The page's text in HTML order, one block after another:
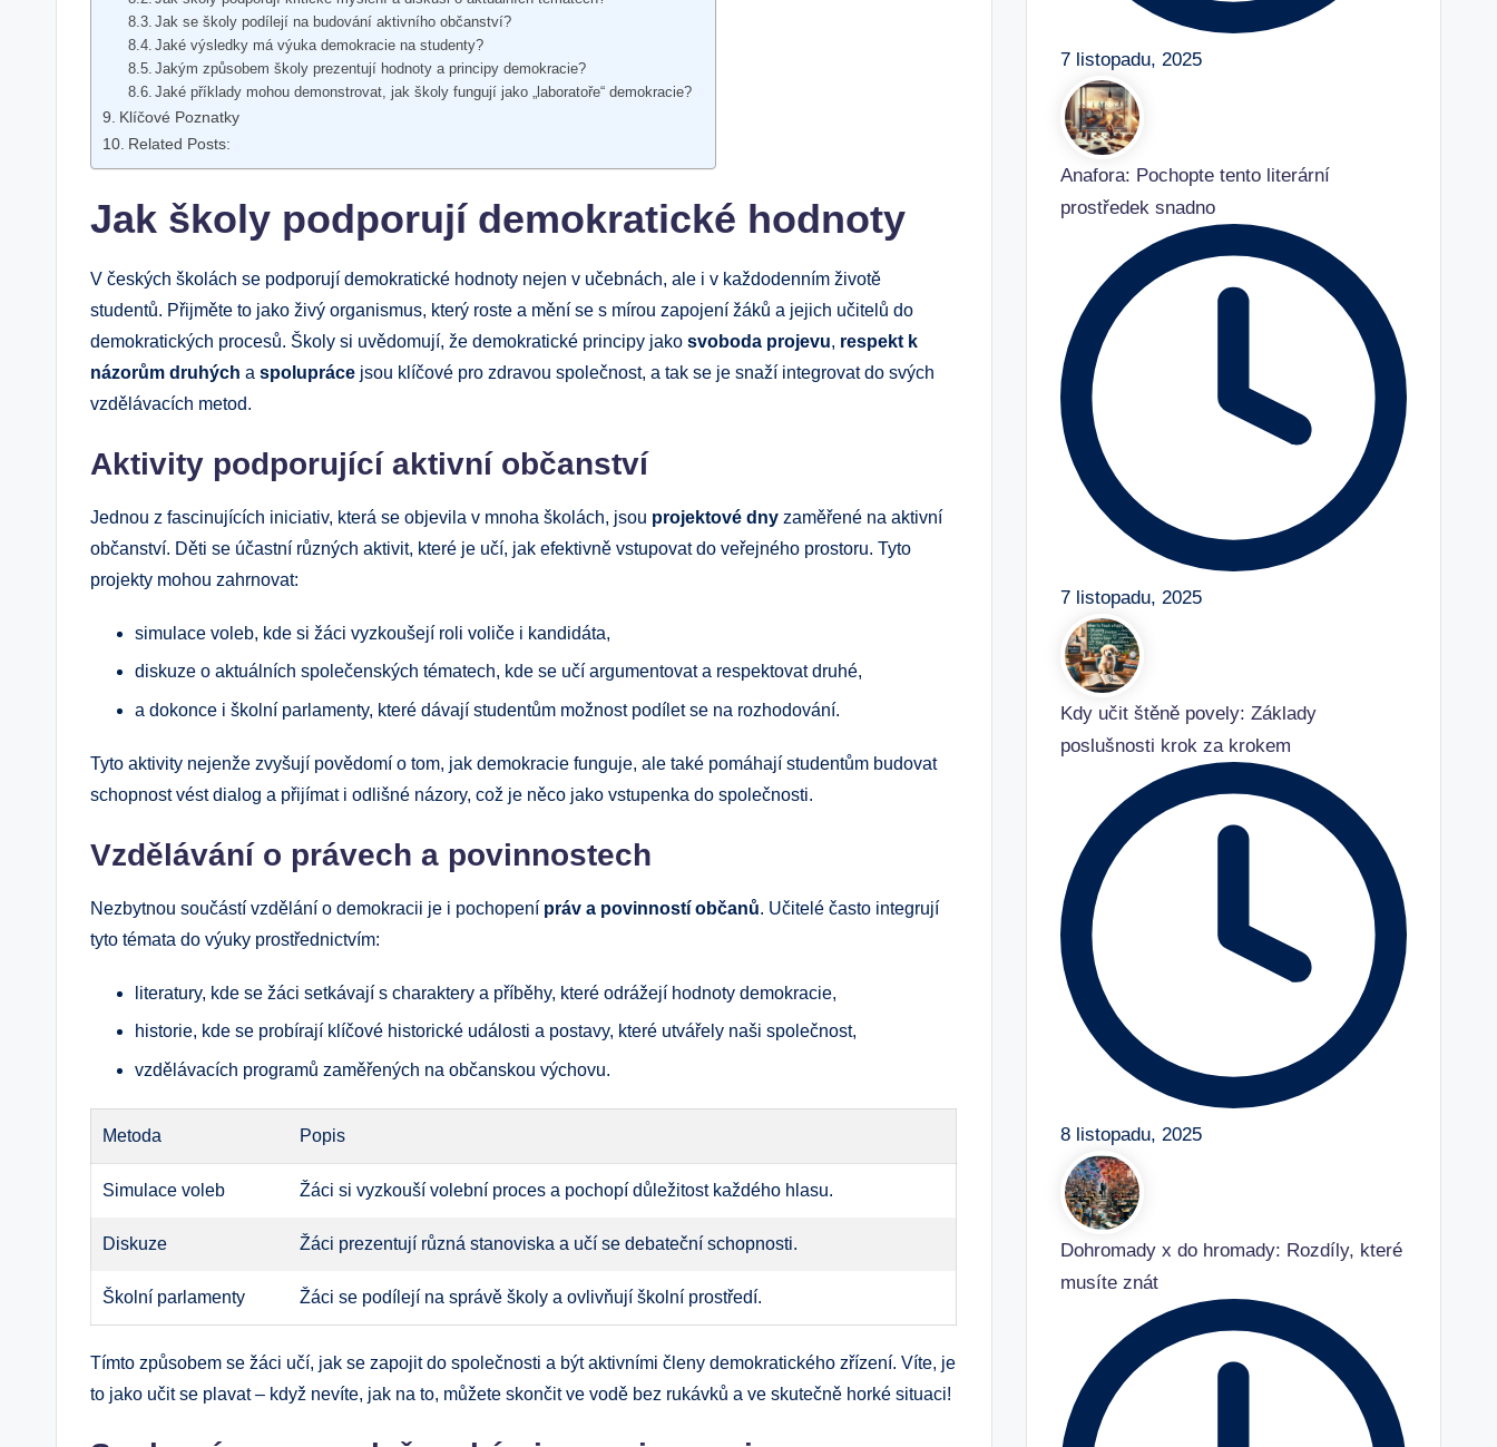
Jak se školy podílejí na budování aktivního občanství?
Jaké výsledky má výuka demokracie na studenty?
Jakým způsobem školy prezentují hodnoty a principy demokracie?
Jaké příklady mohou demonstrovat, jak školy fungují jako „laboratoře“ demokracie?
Klíčové Poznatky
Related Posts:
Jak školy podporují demokratické hodnoty
V českých školách se podporují demokratické hodnoty nejen v učebnách, ale i v každodenním životě
studentů. Přijměte to jako živý organismus, který roste a mění se s mírou zapojení žáků a jejich učitelů do
demokratických procesů. Školy si uvědomují, že demokratické principy jako svoboda projevu, respekt k
názorům druhých a spolupráce jsou klíčové pro zdravou společnost, a tak se je snaží integrovat do svých
vzdělávacích metod.
Aktivity podporující aktivní občanství
Jednou z fascinujících iniciativ, která se objevila v mnoha školách, jsou projektové dny zaměřené na aktivní
občanství. Děti se účastní různých aktivit, které je učí, jak efektivně vstupovat do veřejného prostoru. Tyto
projekty mohou zahrnovat:
simulace voleb, kde si žáci vyzkoušejí roli voliče i kandidáta,
diskuze o aktuálních společenských tématech, kde se učí argumentovat a respektovat druhé,
a dokonce i školní parlamenty, které dávají studentům možnost podílet se na rozhodování.
Tyto aktivity nejenže zvyšují povědomí o tom, jak demokracie funguje, ale také pomáhají studentům budovat
schopnost vést dialog a přijímat i odlišné názory, což je něco jako vstupenka do společnosti.
Vzdělávání o právech a povinnostech
Nezbytnou součástí vzdělání o demokracii je i pochopení práv a povinností občanů. Učitelé často integrují
tyto témata do výuky prostřednictvím:
literatury, kde se žáci setkávají s charaktery a příběhy, které odrážejí hodnoty demokracie,
historie, kde se probírají klíčové historické události a postavy, které utvářely naši společnost,
vzdělávacích programů zaměřených na občanskou výchovu.
Metoda Popis
Simulace voleb Žáci si vyzkouší volební proces a pochopí důležitost každého hlasu.
Diskuze Žáci prezentují různá stanoviska a učí se debateční schopnosti.
Školní parlamenty Žáci se podílejí na správě školy a ovlivňují školní prostředí.
Tímto způsobem se žáci učí, jak se zapojit do společnosti a být aktivními členy demokratického zřízení. Víte, je
to jako učit se plavat – když nevíte, jak na to, můžete skončit ve vodě bez rukávků a ve skutečně horké situaci!
7 listopadu, 2025
Anafora: Pochopte tento literární
prostředek snadno
7 listopadu, 2025
Kdy učit štěně povely: Základy
poslušnosti krok za krokem
8 listopadu, 2025
Dohromady x do hromady: Rozdíly, které
musíte znát